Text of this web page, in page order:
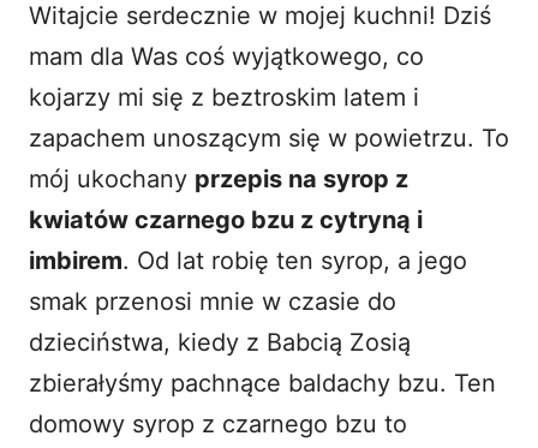
i
d
e
o
Witajcie serdecznie w mojej kuchni! Dziś
mam dla Was coś wyjątkowego, co
kojarzy mi się z beztroskim latem i
zapachem unoszącym się w powietrzu. To
mój ukochany przepis na syrop z
kwiatów czarnego bzu z cytryną i
imbirem. Od lat robię ten syrop, a jego
smak przenosi mnie w czasie do
dzieciństwa, kiedy z Babcią Zosią
zbierałyśmy pachnące baldachy bzu. Ten
domowy syrop z czarnego bzu to